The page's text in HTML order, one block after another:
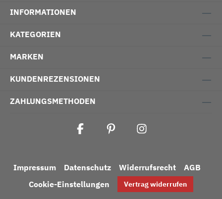
INFORMATIONEN
KATEGORIEN
MARKEN
KUNDENREZENSIONEN
ZAHLUNGSMETHODEN
Impressum Datenschutz Widerrufsrecht
AGB
Cookie-Einstellungen
Vertrag widerrufen